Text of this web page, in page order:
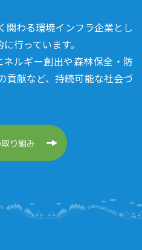
関わる環境インフラ企業とし
行っています。
ネルギー創出や森林保全・防
貢献など、持続可能な社会づ
取り組み